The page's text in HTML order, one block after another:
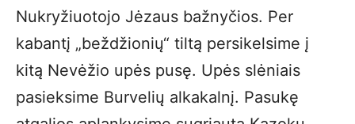
Nukryžiuotojo Jėzaus bažnyčios. Per
kabantį „beždžionių“ tiltą persikelsime į
kitą Nevėžio upės pusę. Upės slėniais
pasieksime Burvelių alkakalnį. Pasukę